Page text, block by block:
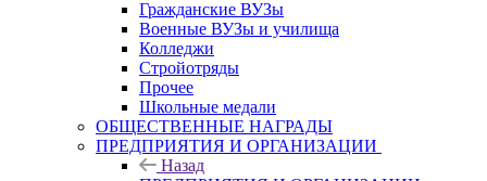
Гражданские ВУЗы
Военные ВУЗы и училища
Колледжи
Стройотряды
Прочее
Школьные медали
ОБЩЕСТВЕННЫЕ НАГРАДЫ
ПРЕДПРИЯТИЯ И ОРГАНИЗАЦИИ
Назад